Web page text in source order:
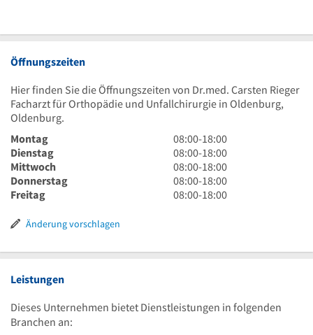
Öffnungszeiten
Hier finden Sie die Öffnungszeiten von Dr.med. Carsten Rieger
Facharzt für Orthopädie und Unfallchirurgie in Oldenburg,
Oldenburg.
Montag
8
Uhr
bis
18
Uhr
08:00-18:00
Dienstag
8
Uhr
bis
18
08:00-18:00
Mittwoch
8
Uhr
bis
08:00-18:00
Donnerstag
8
Uhr
08:00-18:00
Freitag
8
Uhr
08:00-18:00
Änderung vorschlagen
Leistungen
Dieses Unternehmen bietet Dienstleistungen in folgenden
Branchen an: